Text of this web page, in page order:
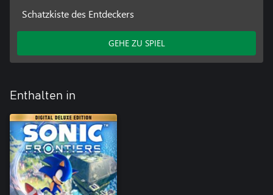
Schatzkiste des Entdeckers
GEHE ZU SPIEL
Enthalten in